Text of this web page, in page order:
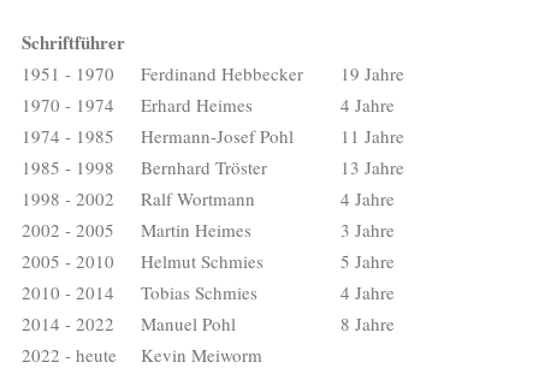
Schriftführer
1951 - 1970 Ferdinand Hebbecker
19 Jahre
1970 - 1974
Erhard Heimes
4 Jahre
1974 - 1985
Hermann-Josef Pohl
11 Jahre
1985 - 1998
Bernhard Tröster
13 Jahre
1998 - 2002
Ralf Wortmann
4 Jahre
2002 - 2005
Martin Heimes
3 Jahre
2005 - 2010
Helmut Schmies
5 Jahre
2010 - 2014
Tobias Schmies
4 Jahre
2014 - 2022
Manuel Pohl
8 Jahre
2022 - heute
Kevin Meiworm